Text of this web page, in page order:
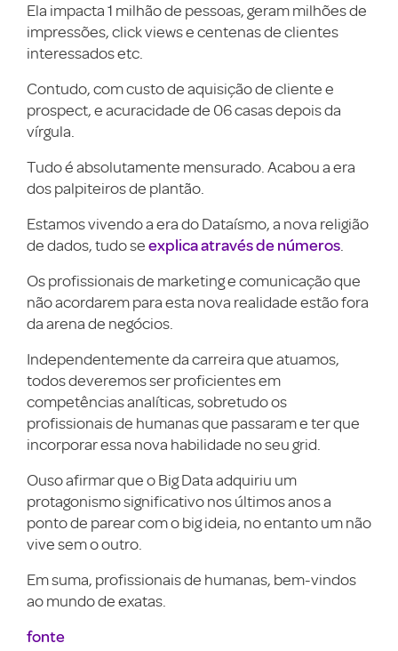
Ela impacta 1 milhão de pessoas, geram milhões de
impressões, click views e centenas de clientes
interessados etc.
Contudo, com custo de aquisição de cliente e
prospect, e acuracidade de 06 casas depois da
vírgula.
Tudo é absolutamente mensurado. Acabou a era
dos palpiteiros de plantão.
Estamos vivendo a era do Dataísmo, a nova religião
de dados, tudo se explica através de números.
Os profissionais de marketing e comunicação que
não acordarem para esta nova realidade estão fora
da arena de negócios.
Independentemente da carreira que atuamos,
todos deveremos ser proficientes em
competências analíticas, sobretudo os
profissionais de humanas que passaram e ter que
incorporar essa nova habilidade no seu grid.
Ouso afirmar que o Big Data adquiriu um
protagonismo significativo nos últimos anos a
ponto de parear com o big ideia, no entanto um não
vive sem o outro.
Em suma, profissionais de humanas, bem-vindos
ao mundo de exatas.
fonte